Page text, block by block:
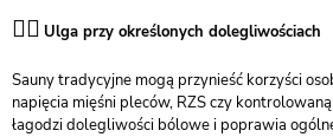
💆‍♀️ Ulga przy określonych dolegliwościach
Sauny tradycyjne mogą przynieść korzyści
napięcia mięśni pleców, RZS czy
łagodzi dolegliwości bólowe i poprawia